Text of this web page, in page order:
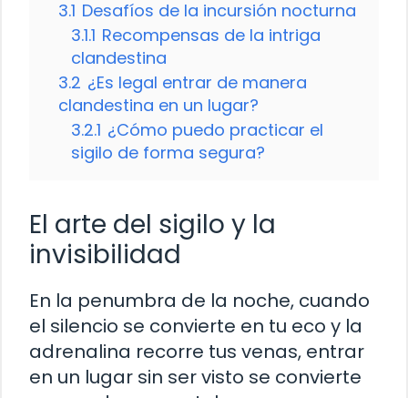
3.1 Desafíos de la incursión nocturna
3.1.1 Recompensas de la intriga
clandestina
3.2 ¿Es legal entrar de manera
clandestina en un lugar?
3.2.1 ¿Cómo puedo practicar el
sigilo de forma segura?
El arte del sigilo y la
invisibilidad
En la penumbra de la noche, cuando
el silencio se convierte en tu eco y la
adrenalina recorre tus venas, entrar
en un lugar sin ser visto se convierte